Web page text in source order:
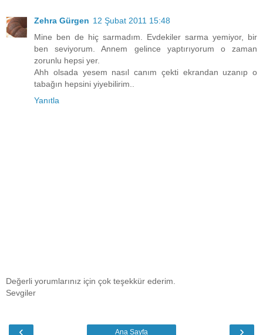
Zehra Gürgen 12 Şubat 2011 15:48
Mine ben de hiç sarmadım. Evdekiler sarma yemiyor, bir
ben seviyorum. Annem gelince yaptırıyorum o zaman
zorunlu hepsi yer.
Ahh olsada yesem nasıl canım çekti ekrandan uzanıp o
tabağın hepsini yiyebilirim..
Yanıtla
Değerli yorumlarınız için çok teşekkür ederim.
Sevgiler
‹ ›
Ana Sayfa